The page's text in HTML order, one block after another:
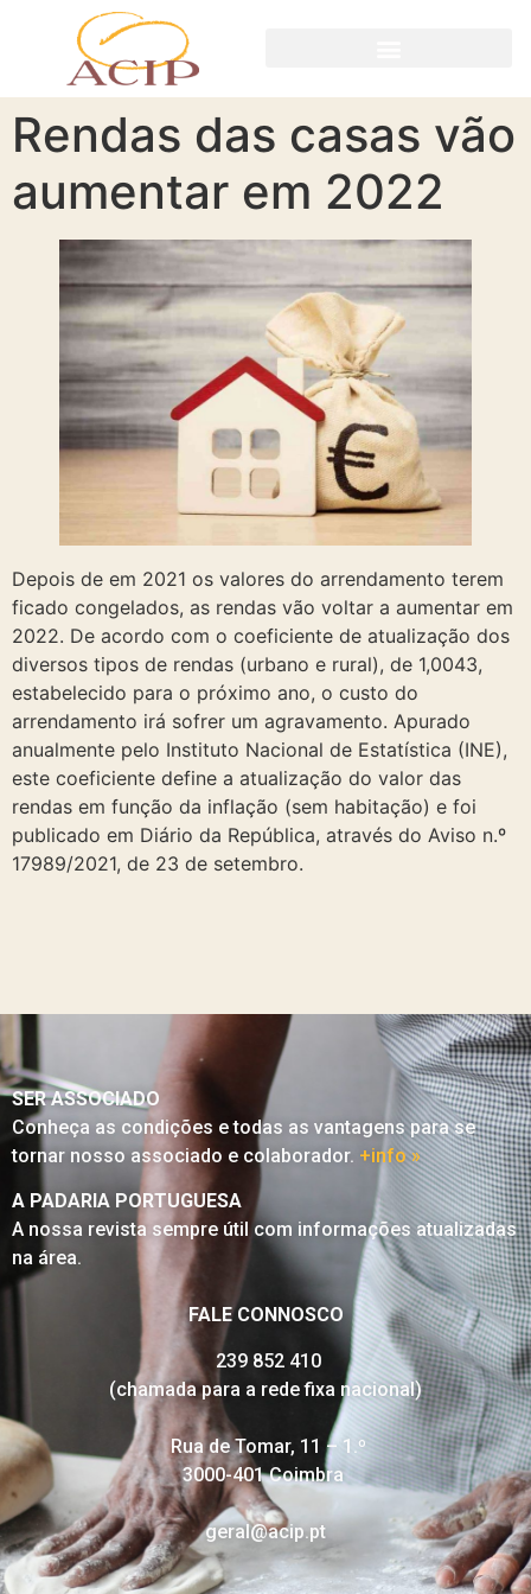
Rendas das casas vão
aumentar em 2022
Depois de em 2021 os valores do arrendamento terem
ficado congelados, as rendas vão voltar a aumentar em
2022. De acordo com o coeficiente de atualização dos
diversos tipos de rendas (urbano e rural), de 1,0043,
estabelecido para o próximo ano, o custo do
arrendamento irá sofrer um agravamento. Apurado
anualmente pelo Instituto Nacional de Estatística (INE),
este coeficiente define a atualização do valor das
rendas em função da inflação (sem habitação) e foi
publicado em Diário da República, através do Aviso n.º
17989/2021, de 23 de setembro.
SER ASSOCIADO
Conheça as condições e todas as vantagens para se
tornar nosso associado e colaborador. +info »
A PADARIA PORTUGUESA
A nossa revista sempre útil com informações atualizadas
na área.
FALE CONNOSCO
239 852 410
(chamada para a rede fixa nacional)
Rua de Tomar, 11 – 1.º
3000-401 Coimbra
geral@acip.pt